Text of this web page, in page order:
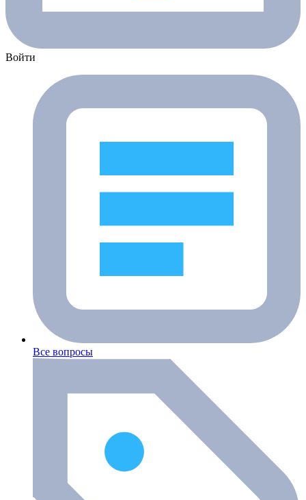
Войти
Все вопросы